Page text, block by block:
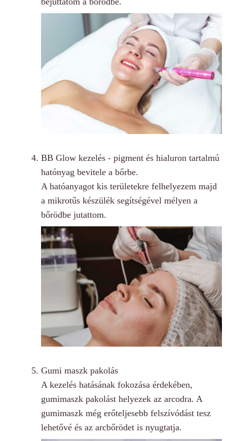
BB Glow kezelés - pigment és hialuron tartalmú
hatónyag bevitele a bőrbe.
A hatóanyagot kis területekre felhelyezem majd
a mikrotűs készülék segítségével mélyen a
bőrödbe jutattom.
Gumi maszk pakolás
A kezelés hatásának fokozása érdekében,
gumimaszk pakolást helyezek az arcodra. A
gumimaszk még erőteljesebb felszívódást tesz
lehetővé és az arcbőrödet is nyugtatja.